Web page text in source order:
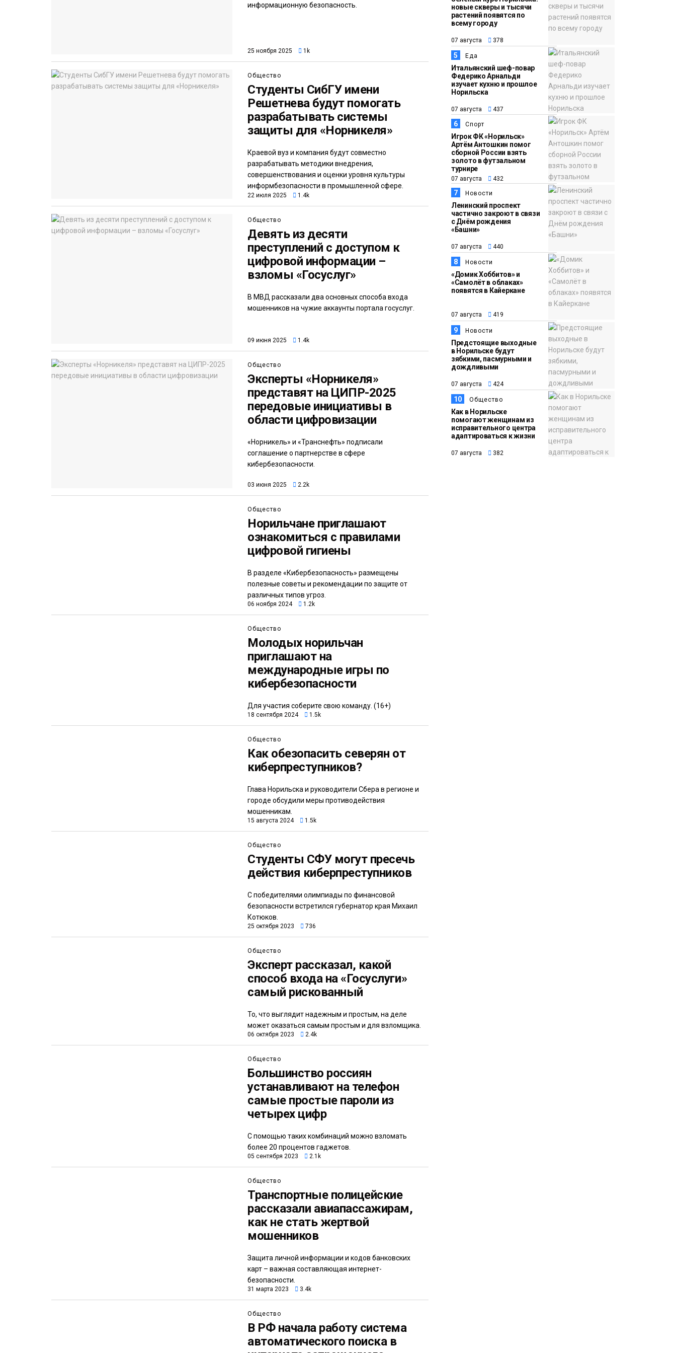
информационную безопасность.
25 ноября 2025 1k
Общество
Студенты СибГУ имени
Решетнева будут помогать
разрабатывать системы
защиты для «Норникеля»
Краевой вуз и компания будут совместно
разрабатывать методики внедрения,
совершенствования и оценки уровня культуры
информбезопасности в промышленной сфере.
22 июля 2025 1.4k
Общество
Девять из десяти
преступлений с доступом к
цифровой информации –
взломы «Госуслуг»
В МВД рассказали два основных способа входа
мошенников на чужие аккаунты портала госуслуг.
09 июня 2025 1.4k
Общество
Эксперты «Норникеля»
представят на ЦИПР-2025
передовые инициативы в
области цифровизации
«Норникель» и «Транснефть» подписали
соглашение о партнерстве в сфере
кибербезопасности.
03 июня 2025 2.2k
Общество
Норильчане приглашают
ознакомиться с правилами
цифровой гигиены
В разделе «Кибербезопасность» размещены
полезные советы и рекомендации по защите от
различных типов угроз.
06 ноября 2024 1.2k
Общество
Молодых норильчан
приглашают на
международные игры по
кибербезопасности
Для участия соберите свою команду. (16+)
18 сентября 2024 1.5k
Общество
Как обезопасить северян от
киберпреступников?
Глава Норильска и руководители Сбера в регионе и
городе обсудили меры противодействия
мошенникам.
15 августа 2024 1.5k
Общество
Студенты СФУ могут пресечь
действия киберпреступников
С победителями олимпиады по финансовой
безопасности встретился губернатор края Михаил
Котюков.
25 октября 2023 736
Общество
Эксперт рассказал, какой
способ входа на «Госуслуги»
самый рискованный
То, что выглядит надежным и простым, на деле
может оказаться самым простым и для взломщика.
06 октября 2023 2.4k
Общество
Большинство россиян
устанавливают на телефон
самые простые пароли из
четырех цифр
С помощью таких комбинаций можно взломать
более 20 процентов гаджетов.
05 сентября 2023 2.1k
Общество
Транспортные полицейские
рассказали авиапассажирам,
как не стать жертвой
мошенников
Защита личной информации и кодов банковских
карт – важная составляющая интернет-
безопасности.
31 марта 2023 3.4k
Общество
В РФ начала работу система
автоматического поиска в
новые скверы и тысячи
растений появятся по
всему городу
07 августа 378
5 Еда
Итальянский шеф-повар
Федерико Арнальди
изучает кухню и прошлое
Норильска
07 августа 437
6 Спорт
Игрок ФК «Норильск»
Артём Антошкин помог
сборной России взять
золото в футзальном
турнире
07 августа 432
7 Новости
Ленинский проспект
частично закроют в связи
с Днём рождения
«Башни»
07 августа 440
8 Новости
«Домик Хоббитов» и
«Самолёт в облаках»
появятся в Кайеркане
07 августа 419
9 Новости
Предстоящие выходные
в Норильске будут
зябкими, пасмурными и
дождливыми
07 августа 424
10 Общество
Как в Норильске
помогают женщинам из
исправительного центра
адаптироваться к жизни
07 августа 382